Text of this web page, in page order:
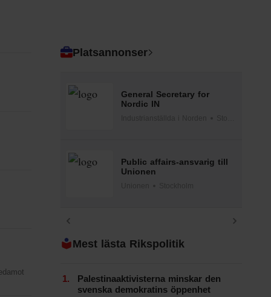
Utbildning
Platsannonser
General Secretary for
Nordic IN
Public affairs-ansvarig till
Unionen
Mest lästa Rikspolitik
Palestinaaktivisterna minskar den
svenska demokratins öppenhet